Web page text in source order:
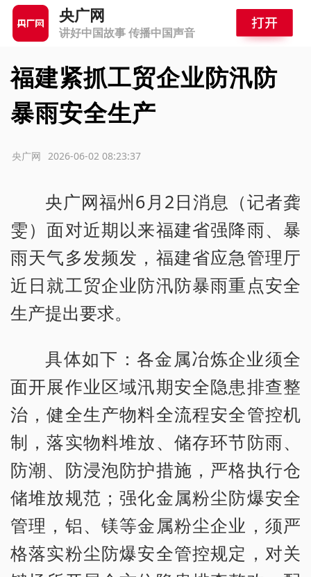
央广网
讲好中国故事 传播中国声音
福建紧抓工贸企业防汛防
暴雨安全生产
2026-06-02 08:23:37
央广网
央广网福州6月2日消息（记者龚
雯）面对近期以来福建省强降雨、暴
雨天气多发频发，福建省应急管理厅
近日就工贸企业防汛防暴雨重点安全
生产提出要求。
具体如下：各金属冶炼企业须全
面开展作业区域汛期安全隐患排查整
治，健全生产物料全流程安全管控机
制，落实物料堆放、储存环节防雨、
防潮、防浸泡防护措施，严格执行仓
储堆放规范；强化金属粉尘防爆安全
管理，铝、镁等金属粉尘企业，须严
格落实粉尘防爆安全管控规定，对关